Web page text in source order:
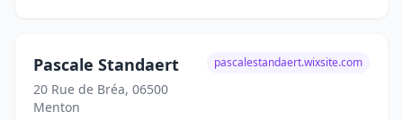
Pascale Standaert
20 Rue de Bréa, 06500
Menton
pascalestandaert.wixsite.com